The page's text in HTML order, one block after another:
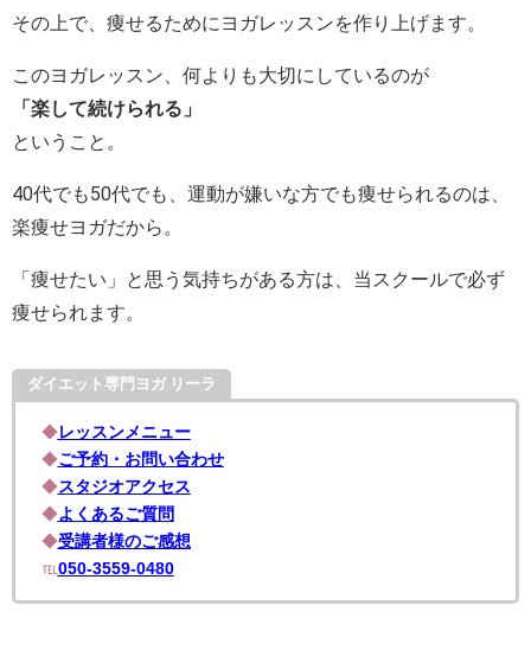
その上で、痩せるためにヨガレッスンを作り上げます。
このヨガレッスン、何よりも大切にしているのが
「楽して続けられる」
ということ。
40代でも50代でも、運動が嫌いな方でも痩せられるのは、
楽痩せヨガだから。
「痩せたい」と思う気持ちがある方は、当スクールで必ず
痩せられます。
ダイエット専門ヨガ リーラ
◆ レッスンメニュー
◆ご予約・お問い合わせ
◆ スタジオアクセス
◆ よくあるご質問
◆受講者様のご感想
℡ 050-3559-0480